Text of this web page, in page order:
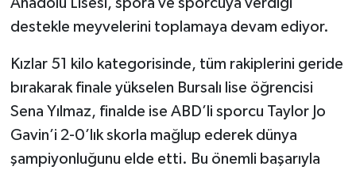
Anadolu Lisesi, spora ve sporcuya verdiği
destekle meyvelerini toplamaya devam ediyor.
Kızlar 51 kilo kategorisinde, tüm rakiplerini geride
bırakarak finale yükselen Bursalı lise öğrencisi
Sena Yılmaz, finalde ise ABD’li sporcu Taylor Jo
Gavin’i 2-0’lık skorla mağlup ederek dünya
şampiyonluğunu elde etti. Bu önemli başarıyla